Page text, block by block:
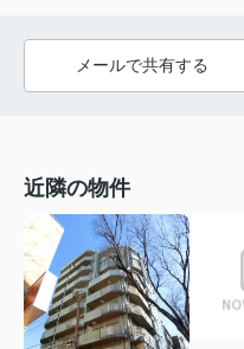
メールで共有する
近隣の物件